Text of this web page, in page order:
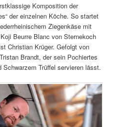
Komposition der
der einzelnen Köche. So startet
Ziegenkäse mit
Beurre Blanc von Sternekoch
Christian Krüger. Gefolgt von
Brandt, der sein Pochiertes
Schwarzem Trüffel servieren lässt.